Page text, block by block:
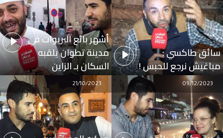
سائق طاكسي :
مباغيش نرجع للحبس !
أشهر بائع البريوات في
مدينة تطوان يلقبه
السكان بـ الزاين
09/12/2023
21/10/2023